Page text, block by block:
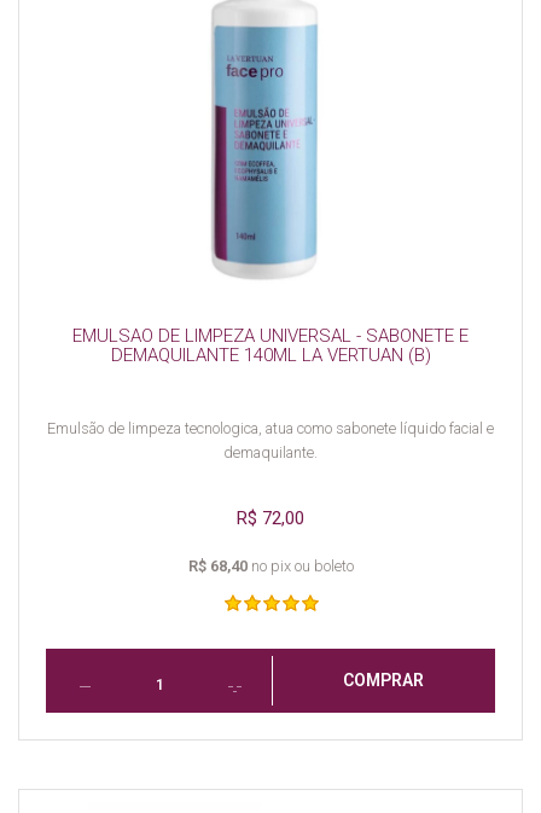
EMULSAO DE LIMPEZA UNIVERSAL - SABONETE E
DEMAQUILANTE 140ML LA VERTUAN (B)
Emulsão de limpeza tecnologica, atua como sabonete líquido facial e
demaquilante.
R$ 72,00
R$ 68,40no pix ou boleto
COMPRAR